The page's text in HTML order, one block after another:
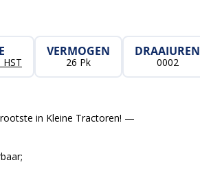
VERMOGEN
26 Pk
DRAAIUREN
0002
in Kleine Tractoren! —